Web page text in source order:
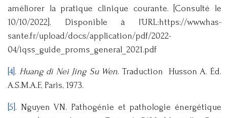
améliorer la pratique clinique courante. [Consulté le
10/10/2022]. Disponible à l’URL:https://www.has-
sante.fr/upload/docs/application/pdf/2022-
04/iqss_guide_proms_general_2021.pdf
[4] . Huang di Nei Jing Su Wen. Traduction Husson A. Éd.
A.S.M.A.F., Paris, 1973.
[5] . Nguyen VN. Pathogénie et pathologie énergétique